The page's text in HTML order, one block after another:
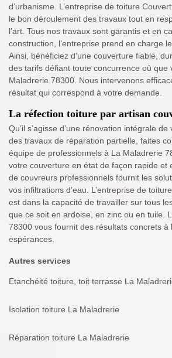
d’urbanisme. L’entreprise de toiture
le bon déroulement des travaux tout en
l’art. Tous nos travaux sont garantis et en
construction, l’entreprise prend en charge
Ainsi, bénéficiez d’une couverture fiable,
des tarifs défiant toute concurrence où que
Maladrerie 78300. Nous intervenons
résultat qui correspond à votre demande.
La réfection toiture par artisan
Qu’il s’agisse d’une rénovation intégrale
des travaux de réparation partielle, faites
équipe de professionnels à La Maladrerie
votre couverture en état de façon rapide et
de couvreurs professionnels fournit les
vos infiltrations d’eau. L’entreprise de
est dans la capacité de travailler sur tous
que ce soit en ardoise, en zinc ou en tuile.
78300 vous fournit des résultats concrets à
espérances.
Autres services
Etanchéité toiture, toit terrasse La
Isolation toiture La Maladrerie
Réparation toiture La Maladrerie